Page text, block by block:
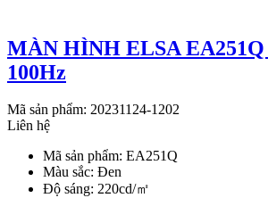
MÀN HÌNH ELSA EA251Q
100Hz
Mã sản phẩm: 20231124-1202
Liên hệ
Mã sản phẩm: EA251Q
Màu sắc: Đen
Độ sáng: 220cd/㎡